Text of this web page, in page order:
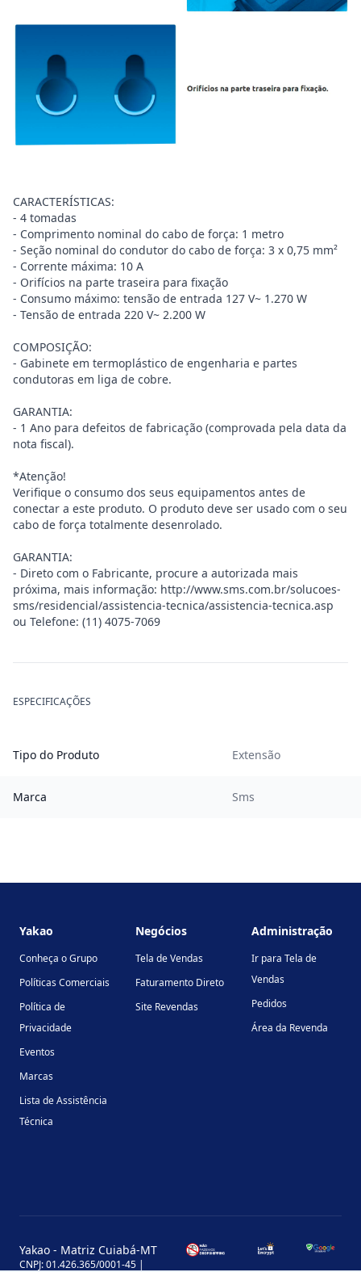
CARACTERÍSTICAS:
- 4 tomadas
- Comprimento nominal do cabo de força: 1 metro
- Seção nominal do condutor do cabo de força: 3 x 0,75 mm²
- Corrente máxima: 10 A
- Orifícios na parte traseira para fixação
- Consumo máximo: tensão de entrada 127 V~ 1.270 W
- Tensão de entrada 220 V~ 2.200 W
COMPOSIÇÃO:
- Gabinete em termoplástico de engenharia e partes
condutoras em liga de cobre.
GARANTIA:
- 1 Ano para defeitos de fabricação (comprovada pela data da
nota fiscal).
*Atenção!
Verifique o consumo dos seus equipamentos antes de
conectar a este produto. O produto deve ser usado com o seu
cabo de força totalmente desenrolado.
GARANTIA:
- Direto com o Fabricante, procure a autorizada mais
próxima, mais informação: http://www.sms.com.br/solucoes-
sms/residencial/assistencia-tecnica/assistencia-tecnica.asp
ou Telefone: (11) 4075-7069
ESPECIFICAÇÕES
Tipo do Produto Extensão
Marca Sms
Yakao
Conheça o Grupo
Políticas Comerciais
Política de
Privacidade
Eventos
Marcas
Lista de Assistência
Técnica
Negócios
Tela de Vendas
Faturamento Direto
Site Revendas
Administração
Ir para Tela de
Vendas
Pedidos
Área da Revenda
Yakao - Matriz Cuiabá-MT
CNPJ: 01.426.365/0001-45 |